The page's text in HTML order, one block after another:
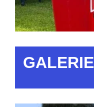
GALERIE